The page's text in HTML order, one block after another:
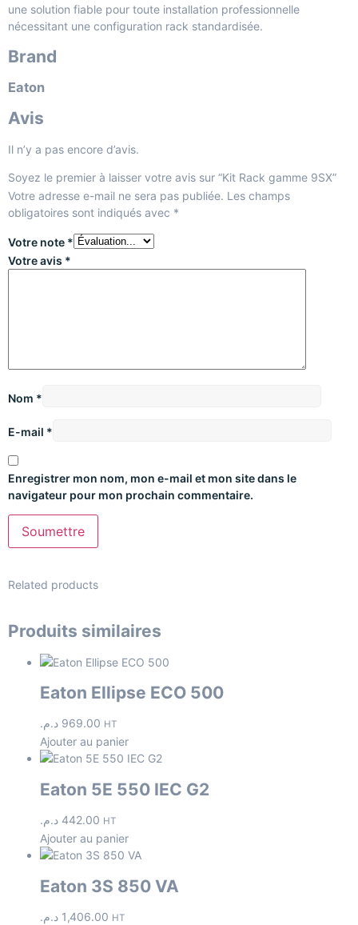
une solution fiable pour toute installation professionnelle
nécessitant une configuration rack standardisée.
Brand
Eaton
Avis
Il n’y a pas encore d’avis.
Soyez le premier à laisser votre avis sur “Kit Rack gamme 9SX”
Votre adresse e-mail ne sera pas publiée. Les champs
obligatoires sont indiqués avec *
Votre note *
Votre avis *
Nom *
E-mail *
Enregistrer mon nom, mon e-mail et mon site dans le
navigateur pour mon prochain commentaire.
Related products
Produits similaires
Eaton Ellipse ECO 500
969.00 د.م. HT
Ajouter au panier
Eaton 5E 550 IEC G2
442.00 د.م. HT
Ajouter au panier
Eaton 3S 850 VA
1,406.00 د.م. HT